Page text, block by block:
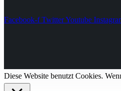
Facebook-f TwitterYoutube
Diese Website benutzt Cookies.